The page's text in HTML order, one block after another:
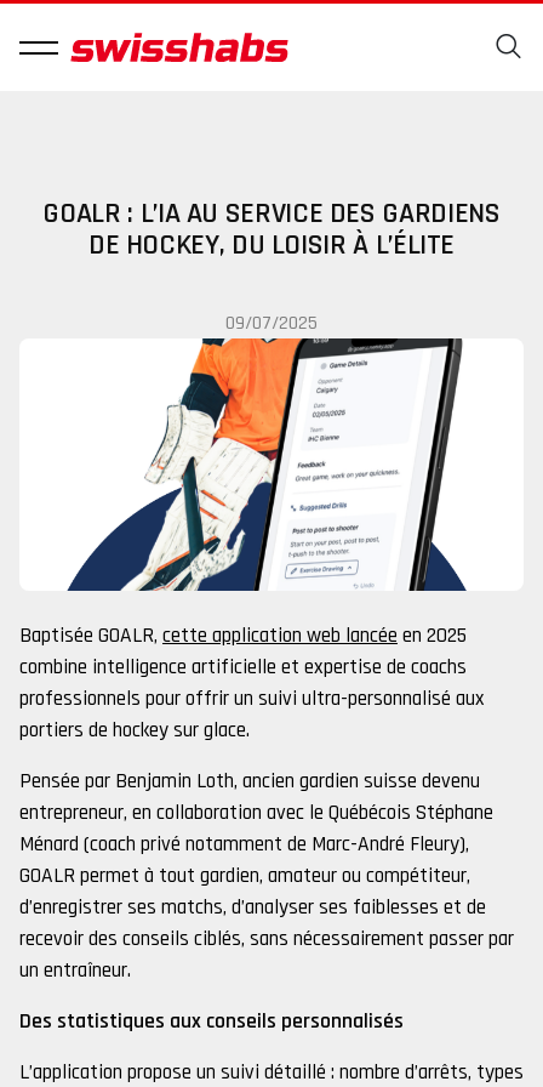
GOALR : L’IA AU SERVICE DES GARDIENS
DE HOCKEY, DU LOISIR À L’ÉLITE
09/07/2025
Baptisée GOALR, cette application web lancée en 2025
combine intelligence artificielle et expertise de coachs
professionnels pour offrir un suivi ultra-personnalisé aux
portiers de hockey sur glace.
Pensée par Benjamin Loth, ancien gardien suisse devenu
entrepreneur, en collaboration avec le Québécois Stéphane
Ménard (coach privé notamment de Marc-André Fleury),
GOALR permet à tout gardien, amateur ou compétiteur,
d’enregistrer ses matchs, d’analyser ses faiblesses et de
recevoir des conseils ciblés, sans nécessairement passer par
un entraîneur.
Des statistiques aux conseils personnalisés
L’application propose un suivi détaillé : nombre d’arrêts, types